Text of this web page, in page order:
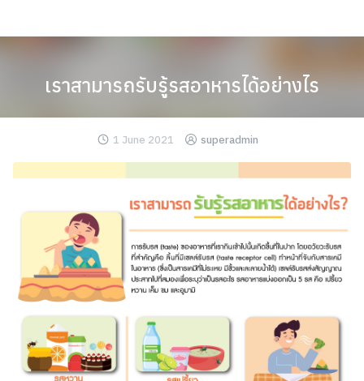
to
เราสามารถรับรู้รสอาหารได้อย่างไร
1 June 2021 superadmin